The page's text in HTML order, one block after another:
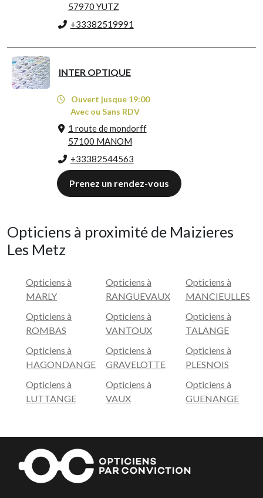
57970 YUTZ
+33382519991
INTER OPTIQUE
Ouvert jusque 19:00
Avec ou Sans RDV
1 route de mondorff
57100 MANOM
+33382544563
Prenez un rendez-vous
Opticiens à proximité de Maizieres
Les Metz
Opticiens à
MARLY
Opticiens à
ROMBAS
Opticiens à
HAGONDANGE
Opticiens à
LUTTANGE
Opticiens à
RANGUEVAUX
Opticiens à
VANTOUX
Opticiens à
GRAVELOTTE
Opticiens à
VAUX
Opticiens à
MANCIEULLES
Opticiens à
TALANGE
Opticiens à
PLESNOIS
Opticiens à
GUENANGE